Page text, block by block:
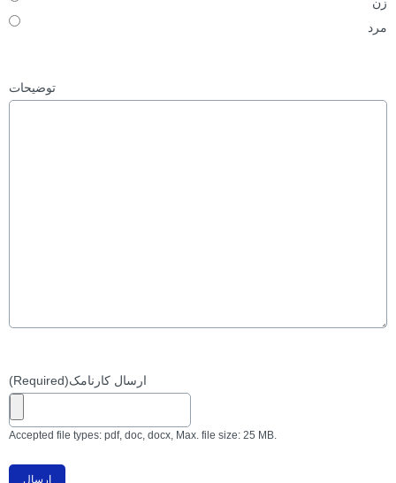
زن
مرد
توضیحات
ارسال کارنامک(Required)
Accepted file types: pdf, doc, docx, Max. file size: 25 MB.